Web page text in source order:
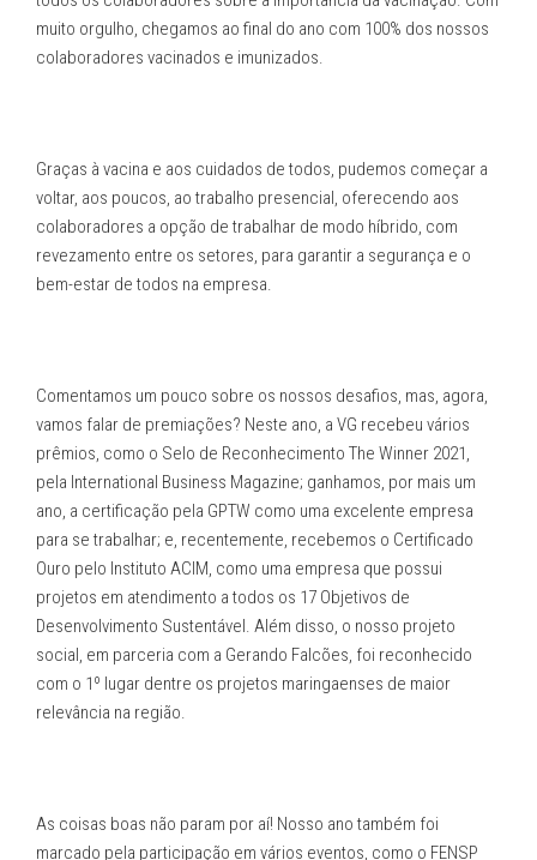
muito orgulho, chegamos ao final do ano com 100% dos nossos
colaboradores vacinados e imunizados.
Graças à vacina e aos cuidados de todos, pudemos começar a
voltar, aos poucos, ao trabalho presencial, oferecendo aos
colaboradores a opção de trabalhar de modo híbrido, com
revezamento entre os setores, para garantir a segurança e o
bem-estar de todos na empresa.
Comentamos um pouco sobre os nossos desafios, mas, agora,
vamos falar de premiações? Neste ano, a VG recebeu vários
prêmios, como o Selo de Reconhecimento The Winner 2021,
pela International Business Magazine; ganhamos, por mais um
ano, a certificação pela GPTW como uma excelente empresa
para se trabalhar; e, recentemente, recebemos o Certificado
Ouro pelo Instituto ACIM, como uma empresa que possui
projetos em atendimento a todos os 17 Objetivos de
Desenvolvimento Sustentável. Além disso, o nosso projeto
social, em parceria com a Gerando Falcões, foi reconhecido
com o 1º lugar dentre os projetos maringaenses de maior
relevância na região.
As coisas boas não param por aí! Nosso ano também foi
marcado pela participação em vários eventos, como o FENSP